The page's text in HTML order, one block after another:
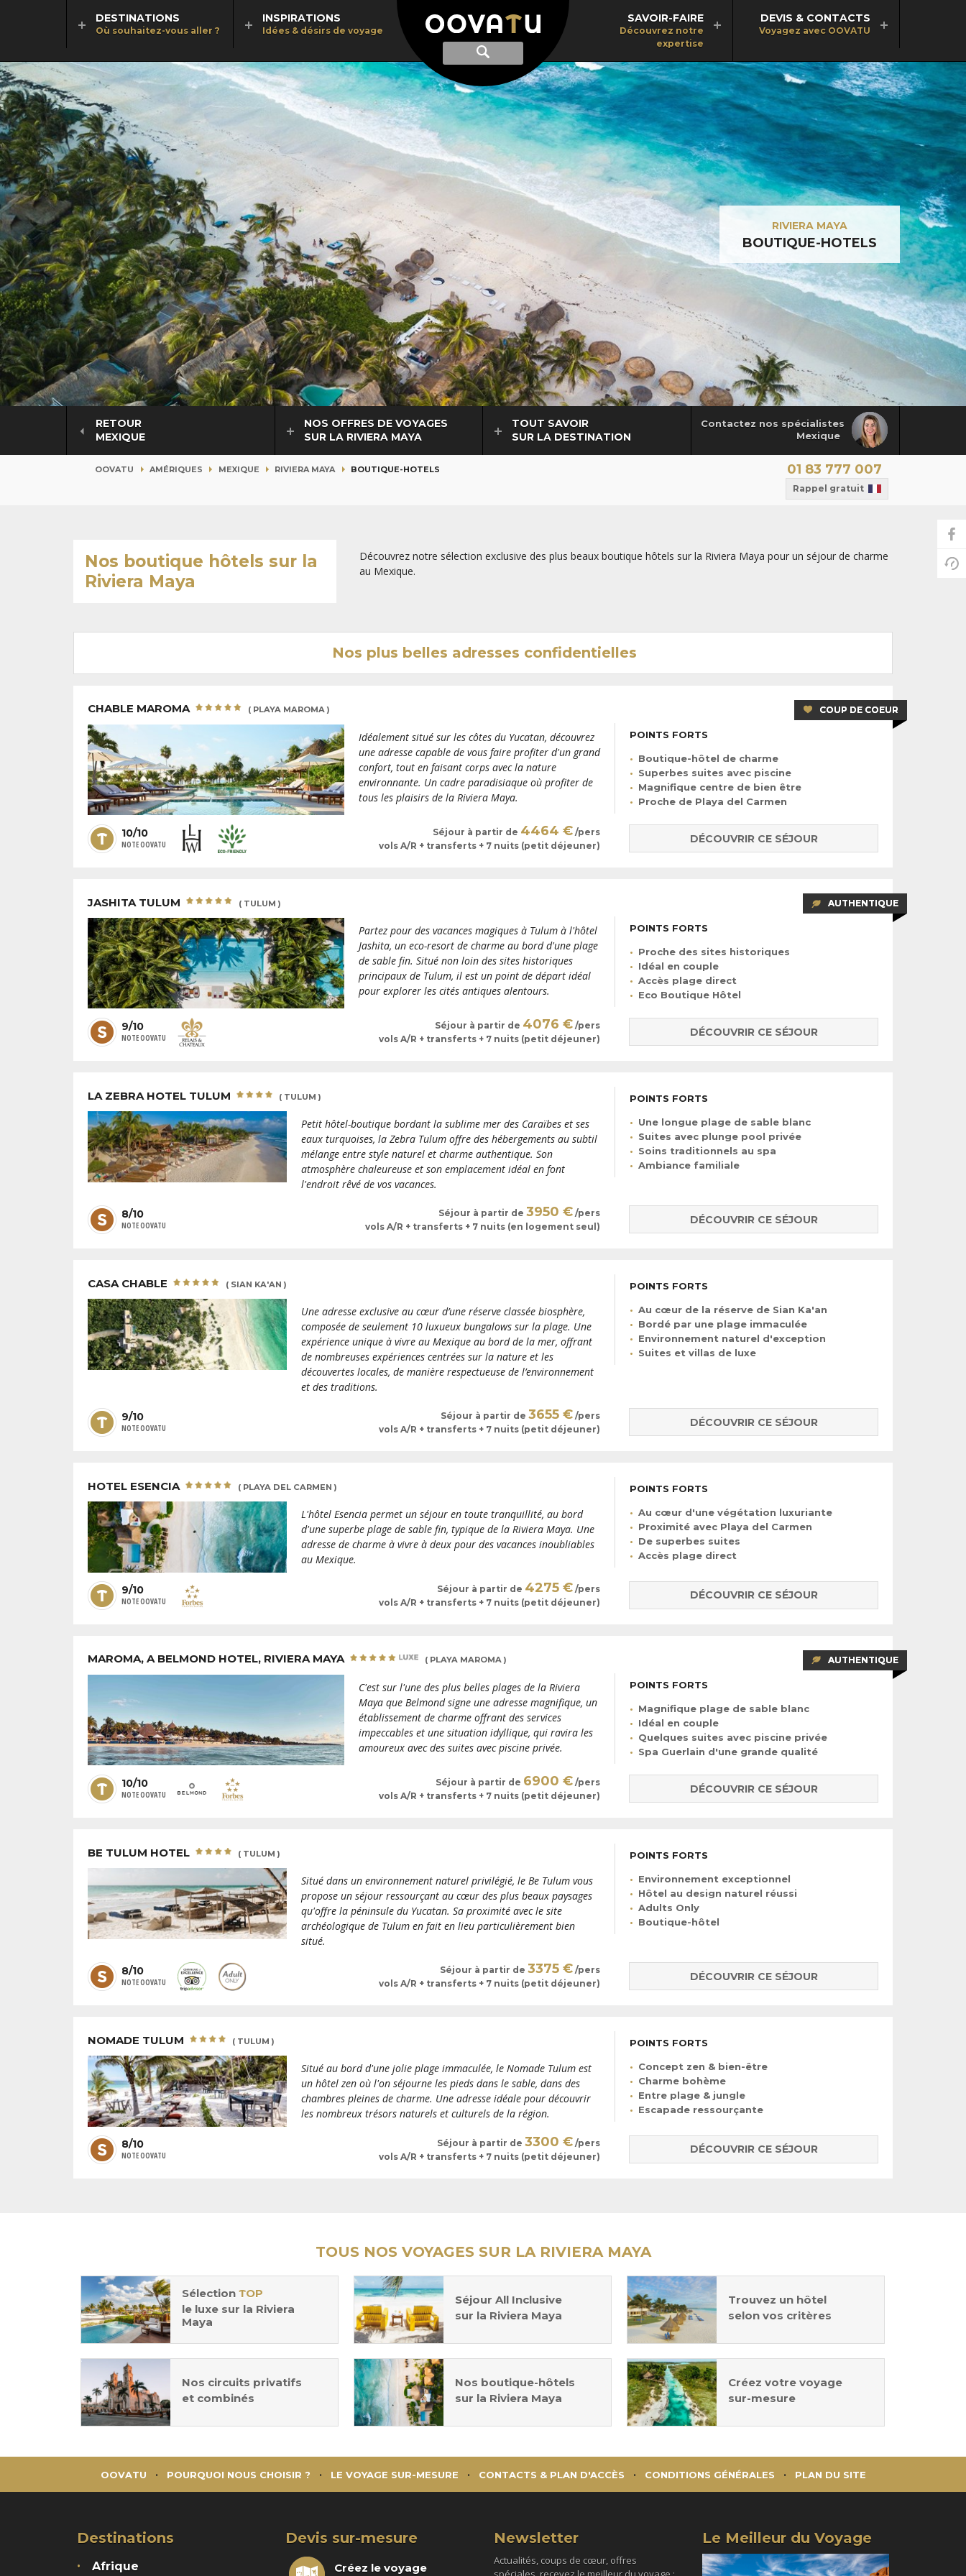
Afficher
recherche
Recherche
DESTINATIONS
Où souhaitez-vous aller ?
INSPIRATIONS
Idées & désirs de voyage
SAVOIR-FAIRE
Découvrez notre
expertise
DEVIS & CONTACTS
Voyagez avec OOVATU
RIVIERA MAYA
BOUTIQUE-HOTELS
Contactez nos spécialistes
Mexique
RETOUR
MEXIQUE
NOS OFFRES DE VOYAGES
SUR LA RIVIERA MAYA
TOUT SAVOIR
SUR LA DESTINATION
OOVATU AMÉRIQUES MEXIQUE RIVIERA MAYA BOUTIQUE-HOTELS 01 83 777 007
Rappel gratuit
Nos boutique hôtels sur la
Riviera Maya
Découvrez notre sélection exclusive des plus beaux boutique hôtels sur la Riviera Maya pour un séjour de charme
au Mexique.
Nos plus belles adresses confidentielles
CHABLE MAROMA ( PLAYA MAROMA ) COUP DE COEUR
Idéalement situé sur les côtes du Yucatan, découvrez
une adresse capable de vous faire profiter d'un grand
confort, tout en faisant corps avec la nature
environnante. Un cadre paradisiaque où profiter de
tous les plaisirs de la Riviera Maya.
POINTS FORTS
Boutique-hôtel de charme
Superbes suites avec piscine
Magnifique centre de bien être
Proche de Playa del Carmen
10/10
NOTE OOVATU
Séjour à partir de 4464 € /pers
vols A/R + transferts + 7 nuits (petit déjeuner)
DÉCOUVRIR CE SÉJOUR
JASHITA TULUM ( TULUM ) AUTHENTIQUE
Partez pour des vacances magiques à Tulum à l'hôtel
Jashita, un eco-resort de charme au bord d'une plage
de sable fin. Situé non loin des sites historiques
principaux de Tulum, il est un point de départ idéal
pour explorer les cités antiques alentours.
POINTS FORTS
Proche des sites historiques
Idéal en couple
Accès plage direct
Eco Boutique Hôtel
9/10
NOTE OOVATU
Séjour à partir de 4076 € /pers
vols A/R + transferts + 7 nuits (petit déjeuner)
DÉCOUVRIR CE SÉJOUR
LA ZEBRA HOTEL TULUM ( TULUM )
Petit hôtel-boutique bordant la sublime mer des Caraïbes et ses
eaux turquoises, la Zebra Tulum offre des hébergements au subtil
mélange entre style naturel et charme authentique. Son
atmosphère chaleureuse et son emplacement idéal en font
l'endroit rêvé de vos vacances.
POINTS FORTS
Une longue plage de sable blanc
Suites avec plunge pool privée
Soins traditionnels au spa
Ambiance familiale
8/10
NOTE OOVATU
Séjour à partir de3950 € /pers
vols A/R + transferts + 7 nuits (en logement seul)
DÉCOUVRIR CE SÉJOUR
CASA CHABLE ( SIAN KA'AN )
Une adresse exclusive au cœur d’une réserve classée biosphère,
composée de seulement 10 luxueux bungalows sur la plage. Une
expérience unique à vivre au Mexique au bord de la mer, offrant
de nombreuses expériences centrées sur la nature et les
découvertes locales, de manière respectueuse de l’environnement
et des traditions.
POINTS FORTS
Au cœur de la réserve de Sian Ka'an
Bordé par une plage immaculée
Environnement naturel d'exception
Suites et villas de luxe
9/10
NOTE OOVATU
Séjour à partir de3655 € /pers
vols A/R + transferts + 7 nuits (petit déjeuner)
DÉCOUVRIR CE SÉJOUR
HOTEL ESENCIA ( PLAYA DEL CARMEN )
L'hôtel Esencia permet un séjour en toute tranquillité, au bord
d'une superbe plage de sable fin, typique de la Riviera Maya. Une
adresse de charme à vivre à deux pour des vacances inoubliables
au Mexique.
POINTS FORTS
Au cœur d'une végétation luxuriante
Proximité avec Playa del Carmen
De superbes suites
Accès plage direct
9/10
NOTE OOVATU
Séjour à partir de 4275 € /pers
vols A/R + transferts + 7 nuits (petit déjeuner)
DÉCOUVRIR CE SÉJOUR
MAROMA, A BELMOND HOTEL, RIVIERA MAYA ( PLAYA MAROMA ) AUTHENTIQUE
C'est sur l'une des plus belles plages de la Riviera
Maya que Belmond signe une adresse magnifique, un
établissement de charme offrant des services
impeccables et une situation idyllique, qui ravira les
amoureux avec des suites avec piscine privée.
POINTS FORTS
Magnifique plage de sable blanc
Idéal en couple
Quelques suites avec piscine privée
Spa Guerlain d'une grande qualité
10/10
NOTE OOVATU
Séjour à partir de 6900 € /pers
vols A/R + transferts + 7 nuits (petit déjeuner)
DÉCOUVRIR CE SÉJOUR
BE TULUM HOTEL ( TULUM )
Situé dans un environnement naturel privilégié, le Be Tulum vous
propose un séjour ressourçant au cœur des plus beaux paysages
qu'offre la péninsule du Yucatan. Sa proximité avec le site
archéologique de Tulum en fait en lieu particulièrement bien
situé.
POINTS FORTS
Environnement exceptionnel
Hôtel au design naturel réussi
Adults Only
Boutique-hôtel
8/10
NOTE OOVATU
Séjour à partir de3375 € /pers
vols A/R + transferts + 7 nuits (petit déjeuner)
DÉCOUVRIR CE SÉJOUR
NOMADE TULUM ( TULUM )
Situé au bord d'une jolie plage immaculée, le Nomade Tulum est
un hôtel zen où l'on séjourne les pieds dans le sable, dans des
chambres pleines de charme. Une adresse idéale pour découvrir
les nombreux trésors naturels et culturels de la région.
POINTS FORTS
Concept zen & bien-être
Charme bohème
Entre plage & jungle
Escapade ressourçante
8/10
NOTE OOVATU
Séjour à partir de3300 € /pers
vols A/R + transferts + 7 nuits (petit déjeuner)
DÉCOUVRIR CE SÉJOUR
TOUS NOS VOYAGES SUR LA RIVIERA MAYA
Sélection TOP
le luxe sur la Riviera
Maya
Séjour All Inclusive
sur la Riviera Maya
Trouvez un hôtel
selon vos critères
Nos circuits privatifs
et combinés
Nos boutique-hôtels
sur la Riviera Maya
Créez votre voyage
sur-mesure
OOVATU POURQUOI NOUS CHOISIR ? LE VOYAGE SUR-MESURE CONTACTS & PLAN D'ACCÈS CONDITIONS GÉNÉRALES PLAN DU SITE
Destinations
Afrique
Devis sur-mesure
Créez le voyage
Newsletter
Actualités, coups de cœur, offres
Le Meilleur du Voyage